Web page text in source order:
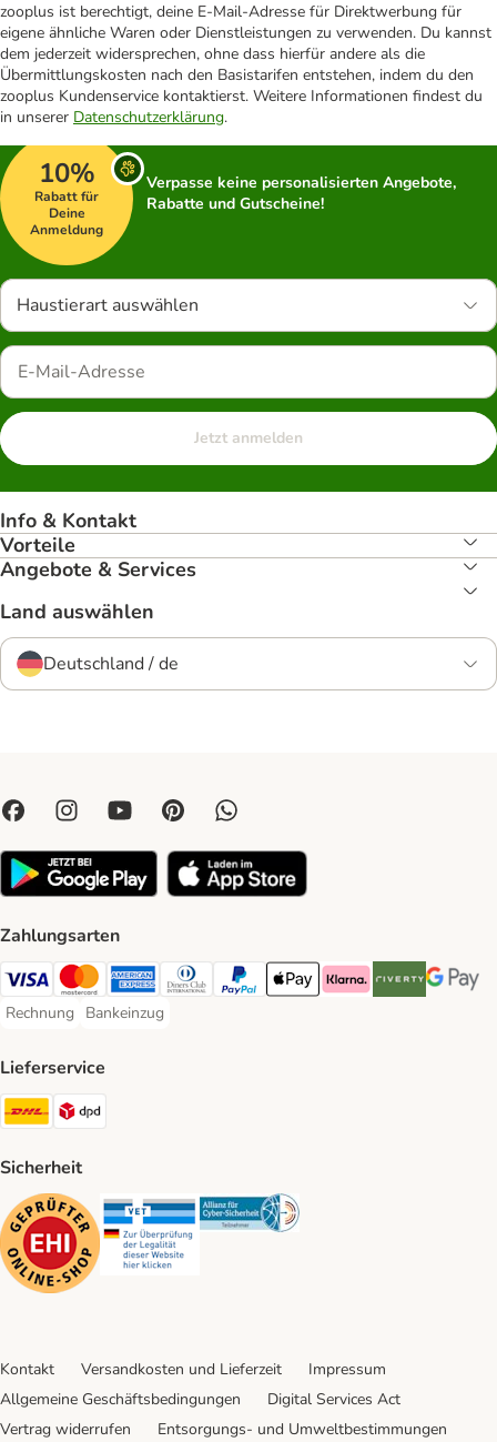
zooplus ist berechtigt, deine E-Mail-Adresse für Direktwerbung für
eigene ähnliche Waren oder Dienstleistungen zu verwenden. Du kannst
dem jederzeit widersprechen, ohne dass hierfür andere als die
Übermittlungskosten nach den Basistarifen entstehen, indem du den
zooplus Kundenservice kontaktierst. Weitere Informationen findest du
in unserer Datenschutzerklärung.
10%
Rabatt für
Deine
Anmeldung
Verpasse keine personalisierten Angebote,
Rabatte und Gutscheine!
Haustierart auswählen
Jetzt anmelden
Info & Kontakt
Vorteile
Angebote & Services
Land auswählen
Deutschland / de
Zahlungsarten
Visa Payment Method
Mastercard Payment Method
American Express Payment Method
Diners Club Payment Method
PayPal Payment Method
Apple Pay Payment Method
Klarna Payment Method
Riverty Payment
Google
Rechnung
Rechnung Payment Method
Bankeinzug
Bankeinzug Payment Method
Lieferservice
DHL Shipping Method
Sicherheit
Security Security Security
Kontakt Versandkosten und Lieferzeit
Impressum
Allgemeine Geschäftsbedingungen
Digital Services Act
Vertrag widerrufen
Entsorgungs- und Umweltbestimmungen